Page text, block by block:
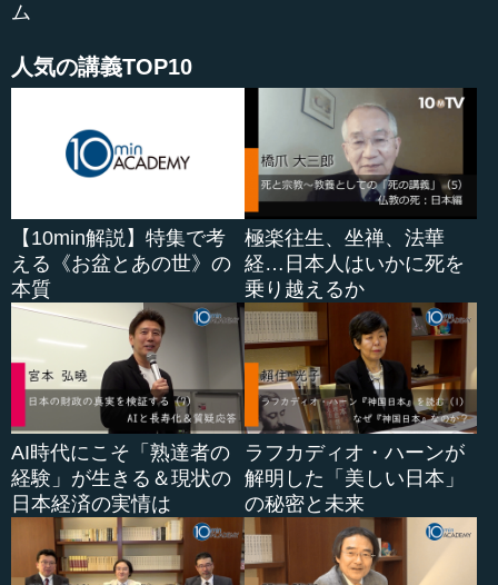
ム
人気の講義TOP10
【10min解説】特集で考
える《お盆とあの世》の
本質
極楽往生、坐禅、法華
経…日本人はいかに死を
乗り越えるか
AI時代にこそ「熟達者の
経験」が生きる＆現状の
日本経済の実情は
ラフカディオ・ハーンが
解明した「美しい日本」
の秘密と未来